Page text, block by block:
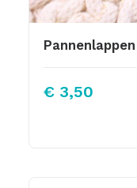
€ 3,50